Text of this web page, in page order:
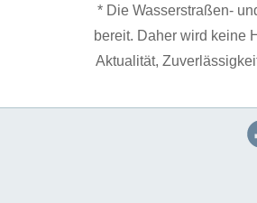
* Die Wasserstraßen-
bereit. Daher wird keine
Aktualität,